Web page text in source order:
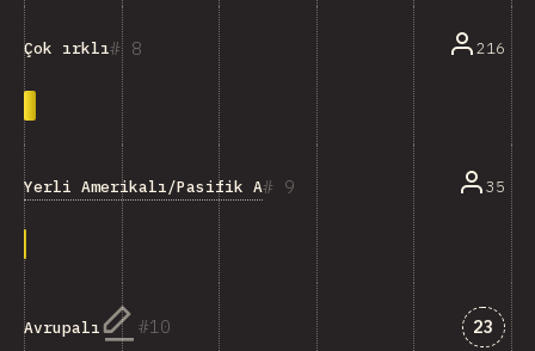
8
Çok ırklı 216
9
Yerli Amerikalı/Pasifik Adalı/Yerli Avustralyalı35
10
Avrupalı 23